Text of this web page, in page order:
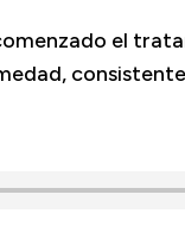
el